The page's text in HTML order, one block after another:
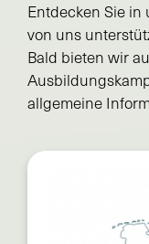
Entdecken Sie in
von uns
Bald bieten wir
allgemeine